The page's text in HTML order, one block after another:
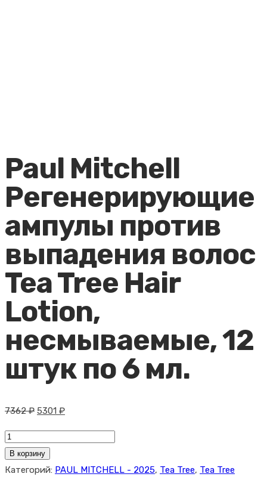
Paul Mitchell
Регенерирующие
ампулы против
выпадения волос
Tea Tree Hair
Lotion,
несмываемые, 12
штук по 6 мл.
7362₽ Первоначальная
составляла
7362 ₽.
5301 ₽Текущая
5301 ₽.
Количество
товара
Paul
В корзину
Категорий: PAUL MITCHELL - 2025, Tea Tree, Tea Tree